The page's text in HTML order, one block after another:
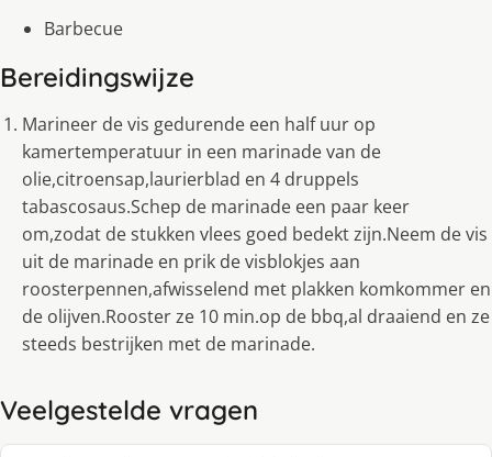
Barbecue
Bereidingswijze
Marineer de vis gedurende een half uur op
kamertemperatuur in een marinade van de
olie,citroensap,laurierblad en 4 druppels
tabascosaus.Schep de marinade een paar keer
om,zodat de stukken vlees goed bedekt zijn.Neem de vis
uit de marinade en prik de visblokjes aan
roosterpennen,afwisselend met plakken komkommer en
de olijven.Rooster ze 10 min.op de bbq,al draaiend en ze
steeds bestrijken met de marinade.
Veelgestelde vragen